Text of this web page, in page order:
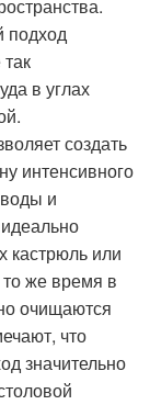
подход
в углах
создать
интенсивного
и
кастрюль или
же время в
очищаются
что
значительно